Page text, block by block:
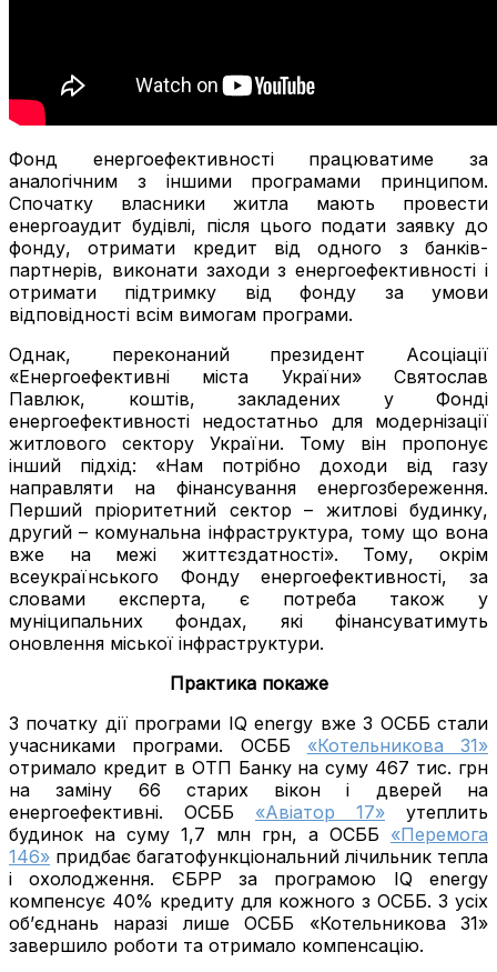
Фонд енергоефективності працюватиме за
аналогічним з іншими програмами принципом.
Спочатку власники житла мають провести
енергоаудит будівлі, після цього подати заявку до
фонду, отримати кредит від одного з банків-
партнерів, виконати заходи з енергоефективності і
отримати підтримку від фонду за умови
відповідності всім вимогам програми.
Однак, переконаний президент Асоціації
«Енергоефективні міста України» Святослав
Павлюк, коштів, закладених у Фонді
енергоефективності недостатньо для модернізації
житлового сектору України. Тому він пропонує
інший підхід: «Нам потрібно доходи від газу
направляти на фінансування енергозбереження.
Перший пріоритетний сектор – житлові будинку,
другий – комунальна інфраструктура, тому що вона
вже на межі життєздатності». Тому, окрім
всеукраїнського Фонду енергоефективності, за
словами експерта, є потреба також у
муніципальних фондах, які фінансуватимуть
оновлення міської інфраструктури.
Практика покаже
З початку дії програми IQ energy вже 3 ОСББ стали
учасниками програми. ОСББ «Котельникова 31»
отримало кредит в ОТП Банку на суму 467 тис. грн
на заміну 66 старих вікон і дверей на
енергоефективні. ОСББ «Авіатор 17» утеплить
будинок на суму 1,7 млн грн, а ОСББ «Перемога
146» придбає багатофункціональний лічильник тепла
і охолодження. ЄБРР за програмою IQ energy
компенсує 40% кредиту для кожного з ОСББ. З усіх
об’єднань наразі лише ОСББ «Котельникова 31»
завершило роботи та отримало компенсацію.